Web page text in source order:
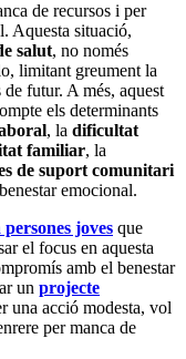
de recursos i per
Aquesta situació,
salut, no només
limitant greument la
futur. A més, aquest
els determinants
, la dificultat
familiar, la
de suport comunitari
emocional.
joves que
el focus en aquesta
amb el benestar
un projecte
una acció modesta, vol
per manca de